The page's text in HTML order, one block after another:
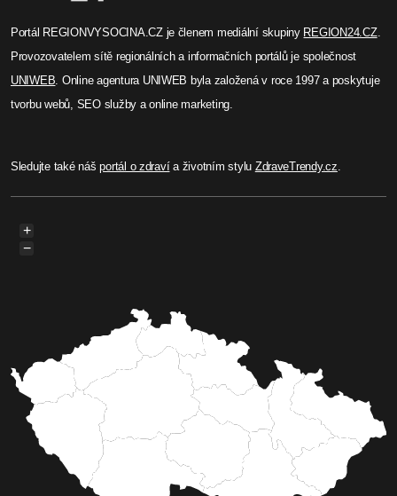
Jaroslav Benák
Eva Pilarová a Oříšek měly v
Havlíčkově Brodě úspěch
koncert s Evou Pilarovou. Hudební večer měl
zajímavý scénář, protože pěvecký sbor Oříšek ze
ZŠ V sadech Havlíčkově Brodě dostal nabídku na
společné vystoupení s Evou Pilarovou.
Celý článek